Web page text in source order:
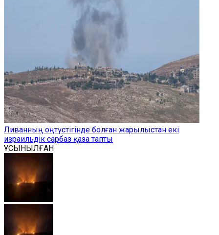
Ливанның оңтүстігінде болған жарылыстан екі
израильдік сарбаз қаза тапты
ҰСЫНЫЛҒАН